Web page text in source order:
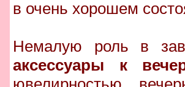
в очень хорошем
Немалую роль в
аксессуары к